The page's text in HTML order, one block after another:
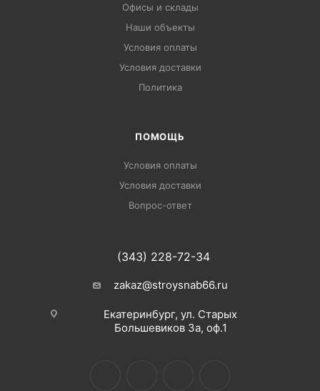
Офисы и склады
Наши объекты
Условия оплаты
Условия доставки
Политика
ПОМОЩЬ
Условия оплаты
Условия доставки
Вопрос-ответ
(343) 228-72-34
zakaz@stroysnab66.ru
Екатеринбург, ул. Старых
Большевиков 3а, оф.1